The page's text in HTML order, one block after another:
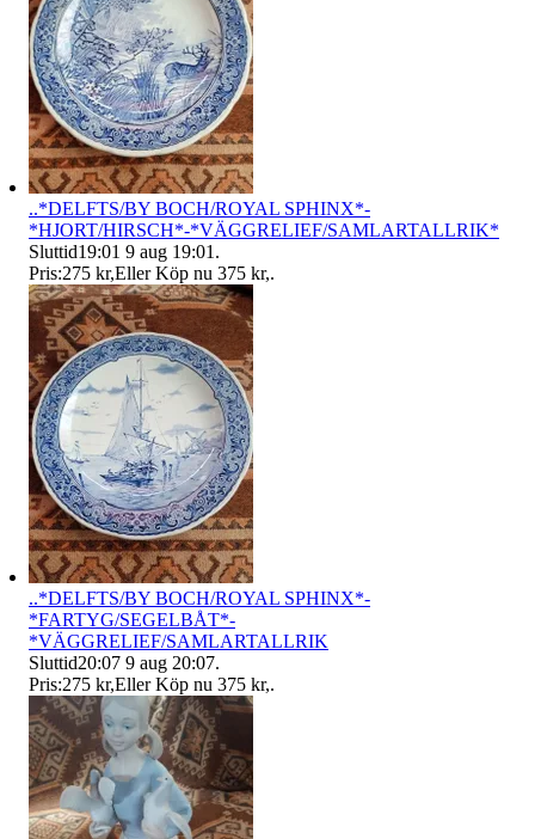
..*DELFTS/BY BOCH/ROYAL SPHINX*-
*HJORT/HIRSCH*-*VÄGGRELIEF/SAMLARTALLRIK*
Sluttid19:01 9 aug 19:01 .
Pris:275 kr,Eller Köp nu 375 kr,.
..*DELFTS/BY BOCH/ROYAL SPHINX*-
*FARTYG/SEGELBÅT*-
*VÄGGRELIEF/SAMLARTALLRIK
Sluttid20:07 9 aug 20:07.
Pris:275 kr,Eller Köp nu 375 kr,.